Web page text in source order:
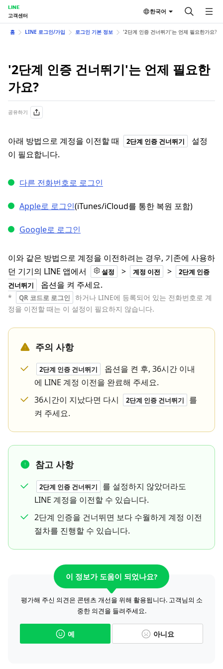
LINE
고객센터
한국어
홈 LINE 로그인/가입 로그인 기본 정보 '2단계 인증 건너뛰기'는 언제 필요한가요?
'2단계 인증 건너뛰기'는 언제 필요한
가요?
공유하기
아래 방법으로 계정을 이전할 때 2단계 인증 건너뛰기
설정
이 필요합니다.
다른 전화번호로 로그인
Apple로 로그인(iTunes/iCloud를 통한 복원 포함)
Google로 로그인
이와 같은 방법으로 계정을 이전하려는 경우, 기존에 사용하
던 기기의 LINE 앱에서
설정 > 계정 이전 >
2단계 인증
건너뛰기
옵션을 켜 주세요.
* QR 코드로 로그인
하거나 LINE에 등록되어 있는 전화번호로 계
정을 이전할 때는 이 설정이 필요하지 않습니다.
주의 사항
2단계 인증 건너뛰기
옵션을 켠 후, 36시간 이내
에 LINE 계정 이전을 완료해 주세요.
36시간이 지났다면 다시
2단계 인증 건너뛰기
를
켜 주세요.
참고 사항
2단계 인증 건너뛰기
를 설정하지 않았더라도
LINE 계정을 이전할 수 있습니다.
2단계 인증을 건너뛰면 보다 수월하게 계정 이전
절차를 진행할 수 있습니다.
이 정보가 도움이 되었나요?
평가해 주신 의견은 콘텐츠 개선을 위해 활용됩니다. 고객님의 소
중한 의견을 들려주세요.
예 아니요